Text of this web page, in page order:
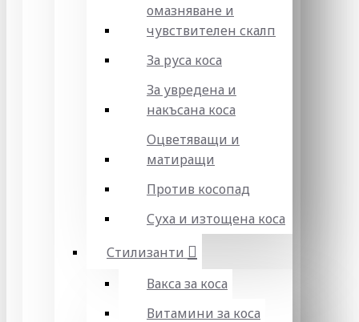
омазняване и
чувствителен скалп
За руса коса
За увредена и
накъсана коса
Оцветяващи и
матиращи
Против косопад
Суха и изтощена коса
Стилизанти
Вакса за коса
Витамини за коса